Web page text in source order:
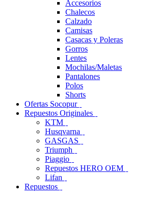
Accesorios
Chalecos
Calzado
Camisas
Casacas y Poleras
Gorros
Lentes
Mochilas/Maletas
Pantalones
Polos
Shorts
Ofertas Socopur
Repuestos Originales
KTM
Husqvarna
GASGAS
Triumph
Piaggio
Repuestos HERO OEM
Lifan
Repuestos